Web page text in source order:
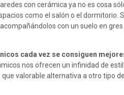
con cerámica ya no es cosa
como el salón o el dormitorio.
con un suelo en
cada vez se consiguen
nos ofrecen un infinidad de
valorable alternativa a otro tipo